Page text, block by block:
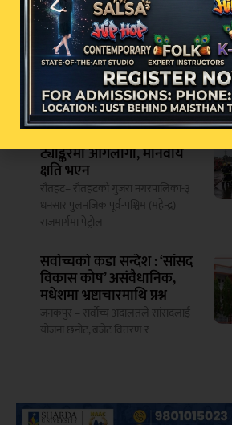
भारतीय नम्बरको ग्यास ट्याङ्करले
ठक्कर दिँदा वीरगञ्जमा नौ जना
घाइते
वीरगञ्ज– भारतीय नम्बरको ग्यास ट्याङ्करले
ई–रिक्सालाई ठक्कर दिँदा गएराति
वीरगञ्जमा
रौतहटमा पेट्रोल बोकेको
ट्याङ्करमा आगलागी, मानवीय
क्षति भएन
रौतहट– रौतहटको गुजरा नगरपालिका-३
धनसार पुलनजिक पूर्व-पश्चिम (महेन्द्र)
राजमार्गमा पेट्रोल
सर्वोच्चको कडा सन्देश : ‘सांसद
विकास कोष’ असंवैधानिक,
मधेशमा भ्रष्टाचारमाथि प्रश्न
जनकपुर – सर्वोच्च अदालतले सांसदलाई
योजना छनोट, बजेट वितरण र